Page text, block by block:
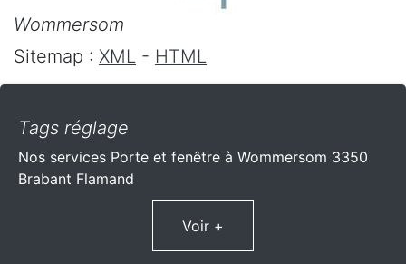
Wommersom
Sitemap : XML - HTML
Tags réglage
Nos services Porte et fenêtre à Wommersom 3350
Brabant Flamand
Voir +